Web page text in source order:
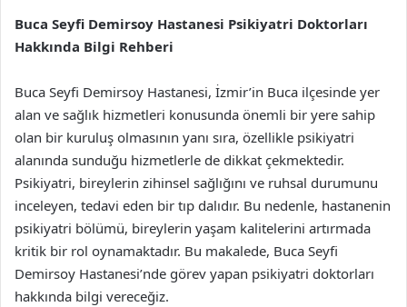
Buca Seyfi Demirsoy Hastanesi Psikiyatri Doktorları
Hakkında Bilgi Rehberi
Buca Seyfi Demirsoy Hastanesi, İzmir’in Buca ilçesinde yer
alan ve sağlık hizmetleri konusunda önemli bir yere sahip
olan bir kuruluş olmasının yanı sıra, özellikle psikiyatri
alanında sunduğu hizmetlerle de dikkat çekmektedir.
Psikiyatri, bireylerin zihinsel sağlığını ve ruhsal durumunu
inceleyen, tedavi eden bir tıp dalıdır. Bu nedenle, hastanenin
psikiyatri bölümü, bireylerin yaşam kalitelerini artırmada
kritik bir rol oynamaktadır. Bu makalede, Buca Seyfi
Demirsoy Hastanesi’nde görev yapan psikiyatri doktorları
hakkında bilgi vereceğiz.